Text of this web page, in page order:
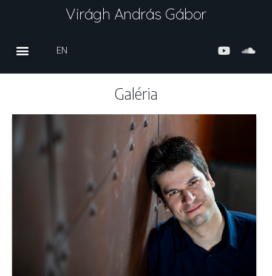
Virágh András Gábor
EN
Galéria